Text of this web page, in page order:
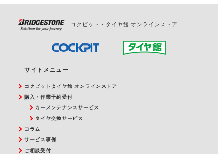
コクピット・タイヤ館 オンラインストア
サイトメニュー
コクピットタイヤ館 オンラインストア
購入・作業予約受付
カーメンテナンスサービス
タイヤ交換サービス
コラム
サービス事例
ご相談受付